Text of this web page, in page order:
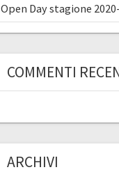
Open Day stagione
COMMENTI
ARCHIVI